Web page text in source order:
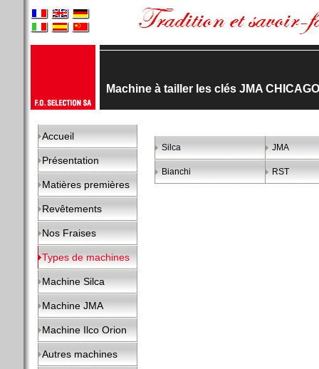
Machine à tailler les clés JMA CHICAGO
Accueil
Présentation
Matières premières
Revêtements
Nos Fraises
Types de machines
Machine Silca
Machine JMA
Machine Ilco Orion
Autres machines
Silca JMA
Bianchi RST